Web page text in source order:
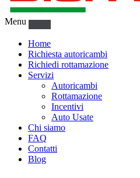
Menu
Home
Richiesta autoricambi
Richiedi rottamazione
Servizi
Autoricambi
Rottamazione
Incentivi
Auto Usate
Chi siamo
FAQ
Contatti
Blog